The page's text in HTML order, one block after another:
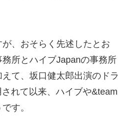
、おそらく先述したとお
務所とハイブJapanの事務所
て、坂口健太郎出演のドラ
れて以来、ハイブや&team
す。